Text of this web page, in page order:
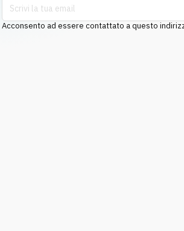
Acconsento ad essere contattato a questo